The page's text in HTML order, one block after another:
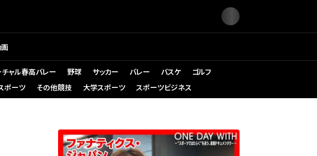
チャル春高バレー 野球 サッカー バレー バスケ
ゴルフ
ポーツ その他競技 大学スポーツ スポーツビジネス